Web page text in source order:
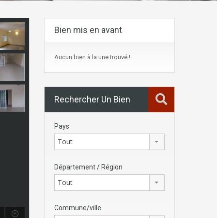
Bien mis en avant
Aucun bien à la une trouvé !
Rechercher Un Bien
Pays
Tout
Département / Région
Tout
Commune/ville